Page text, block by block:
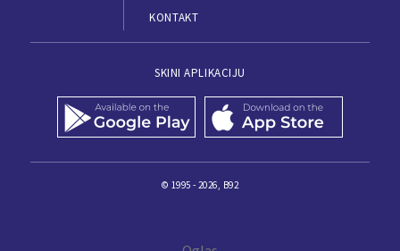
KONTAKT
SKINI APLIKACIJU
© 1995 - 2026, B92